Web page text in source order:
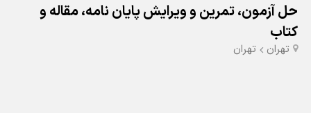
حل آزمون، تمرین و ویرایش پایان نامه، مقاله و
کتاب
تهران تهران